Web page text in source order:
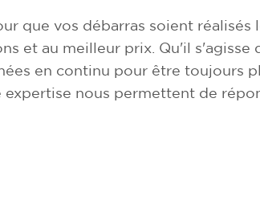
que vos débarras soient réalisés
et au meilleur prix. Qu'il s'agisse
en continu pour être toujours
nous permettent de